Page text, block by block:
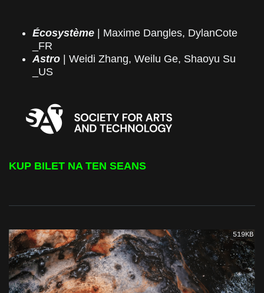
Écosystème | Maxime Dangles, DylanCote
_FR
Astro | Weidi Zhang, Weilu Ge, Shaoyu Su
_US
KUP BILET NA TEN SEANS
519KB